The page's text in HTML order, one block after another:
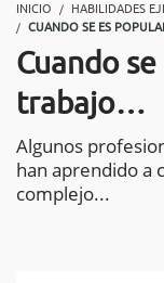
INICIO
HABILIDADES
CUANDO SE ES
Cuando
trabajo…
Algunos
han aprendido a
complejo...